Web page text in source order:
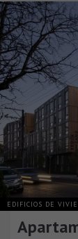
EDIFICIOS DE